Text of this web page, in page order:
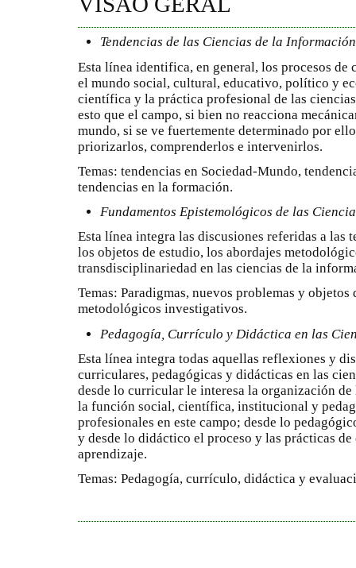
Tendencias de las Ciencias de la Información
​Esta línea identifica, en general, los procesos de
el mundo social, cultural, educativo, político y
científica y la práctica profesional de las
esto que el campo, si bien no reacciona
mundo, si se ve fuertemente determinado por
priorizarlos, comprenderlos e intervenirlos.
Temas: tendencias en Sociedad-Mundo,
tendencias en la formación.
Fundamentos Epistemológicos de las
Esta línea integra las discusiones referidas a las
los objetos de estudio, los abordajes
transdisciplinariedad en las ciencias de la
Temas: Paradigmas, nuevos problemas y
metodológicos investigativos.
Pedagogía, Currículo y Didáctica en las
Esta línea integra todas aquellas reflexiones y
curriculares, pedagógicas y didácticas en las
desde lo curricular le interesa la organización
la función social, científica, institucional y
profesionales en este campo; desde lo
y desde lo didáctico el proceso y las prácticas
aprendizaje.
Temas: Pedagogía, currículo, didáctica y